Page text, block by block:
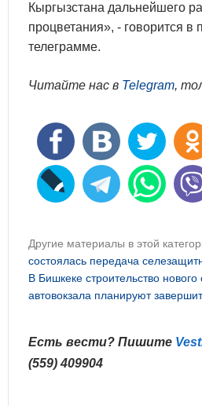
Кыргызстана дальнейшего
процветания», - говорится в
телеграмме.
Читайте нас в Telegram,
Другие материалы в этой
состоялась передача
В Бишкеке строительство
автовокзала планируют
Есть вести? Пишите
(559) 409904